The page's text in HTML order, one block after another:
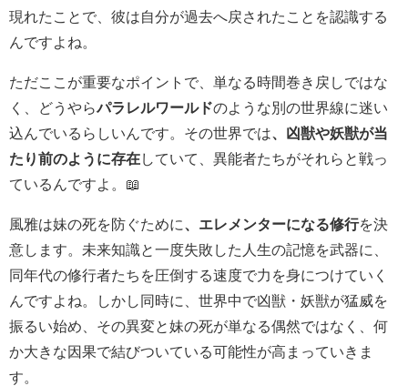
現れたことで、彼は自分が過去へ戻されたことを認識する
んですよね。
ただここが重要なポイントで、単なる時間巻き戻しではな
く、どうやらパラレルワールドのような別の世界線に迷い
込んでいるらしいんです。その世界では、凶獣や妖獣が当
たり前のように存在していて、異能者たちがそれらと戦っ
ているんですよ。📖
風雅は妹の死を防ぐために、エレメンターになる修行を決
意します。未来知識と一度失敗した人生の記憶を武器に、
同年代の修行者たちを圧倒する速度で力を身につけていく
んですよね。しかし同時に、世界中で凶獣・妖獣が猛威を
振るい始め、その異変と妹の死が単なる偶然ではなく、何
か大きな因果で結びついている可能性が高まっていきま
す。